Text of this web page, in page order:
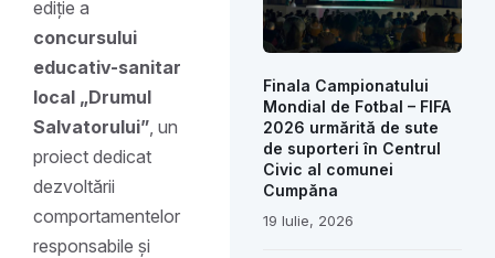
ediție a
concursului
educativ-sanitar
local „Drumul
Salvatorului”, un
proiect dedicat
dezvoltării
comportamentelor
responsabile și
Finala Campionatului
Mondial de Fotbal – FIFA
2026 urmărită de sute
de suporteri în Centrul
Civic al comunei
Cumpăna
19 Iulie, 2026